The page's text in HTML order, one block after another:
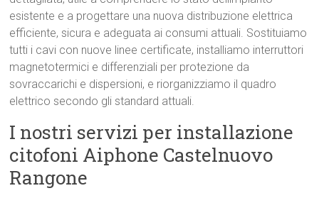
esistente e a progettare una nuova distribuzione elettrica
efficiente, sicura e adeguata ai consumi attuali. Sostituiamo
tutti i cavi con nuove linee certificate, installiamo interruttori
magnetotermici e differenziali per protezione da
sovraccarichi e dispersioni, e riorganizziamo il quadro
elettrico secondo gli standard attuali.
I nostri servizi per installazione
citofoni Aiphone Castelnuovo
Rangone